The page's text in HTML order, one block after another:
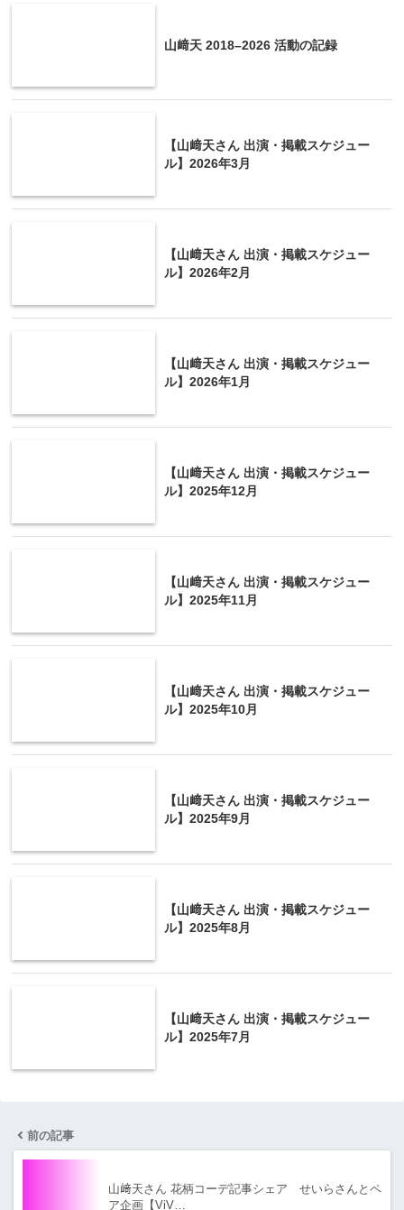
山﨑天 2018–2026 活動の記録
【山﨑天さん 出演・掲載スケジュー
ル】2026年3月
【山﨑天さん 出演・掲載スケジュー
ル】2026年2月
【山﨑天さん 出演・掲載スケジュー
ル】2026年1月
【山﨑天さん 出演・掲載スケジュー
ル】2025年12月
【山﨑天さん 出演・掲載スケジュー
ル】2025年11月
【山﨑天さん 出演・掲載スケジュー
ル】2025年10月
【山﨑天さん 出演・掲載スケジュー
ル】2025年9月
【山﨑天さん 出演・掲載スケジュー
ル】2025年8月
【山﨑天さん 出演・掲載スケジュー
ル】2025年7月
前の記事
山﨑天さん 花柄コーデ記事シェア せいらさんとペ
ア企画【ViV…